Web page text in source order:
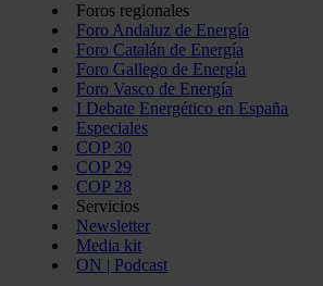
Foros regionales
Foro Andaluz de Energía
Foro Catalán de Energía
Foro Gallego de Energía
Foro Vasco de Energía
I Debate Energético en España
Especiales
COP 30
COP 29
COP 28
Servicios
Newsletter
Media kit
ON | Podcast